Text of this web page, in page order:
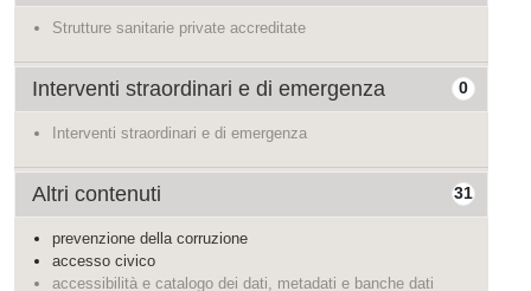
Strutture sanitarie private accreditate
0
Interventi straordinari e di emergenza
Interventi straordinari e di emergenza
31
Altri contenuti
prevenzione della corruzione
accesso civico
accessibilità e catalogo dei dati, metadati e banche dati